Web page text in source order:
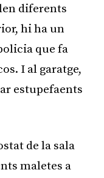
diferents
hi ha un
que fa
I al garatge,
estupefaents
de la sala
maletes a